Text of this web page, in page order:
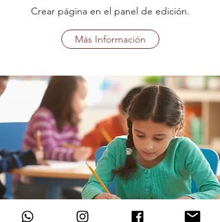
Crear página en el panel de edición.
Más Información